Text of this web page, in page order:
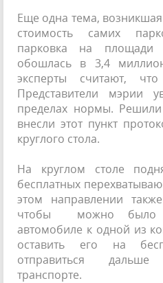
Еще одна тема, возникшая
стоимость самих
парковка на площади
обошлась в 3,4
эксперты считают,
Представители мэрии
пределах нормы.
внесли этот пункт
круглого стола.
На круглом столе
бесплатных
этом направлении
чтобы можно было
автомобиле к одной из
оставить его на
отправиться
транспорте.